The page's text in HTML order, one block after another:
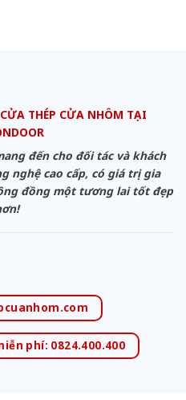
THÉP CỬA NHÔM TẠI
đến cho đối tác và khách
nghệ cao cấp, có giá trị gia
đồng một tương lai tốt đẹp
phí: 0824.400.400